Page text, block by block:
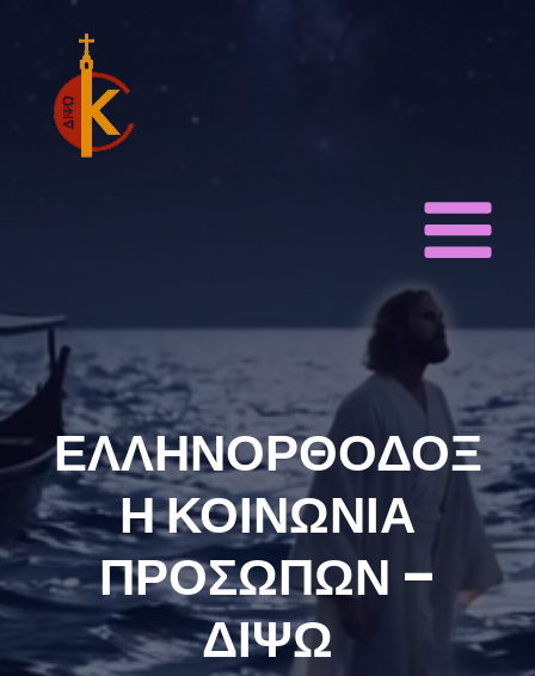
ΕΛΛΗΝΟΡΘΟΔΟΞ
Η ΚΟΙΝΩΝΙΑ
ΠΡΟΣΩΠΩΝ –
ΔΙΨΩ